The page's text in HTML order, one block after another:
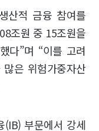
산적 금융 참여를
조원 중 15조원을
다”며 “이를 고려
은 위험가중자산
(IB) 부문에서 강세